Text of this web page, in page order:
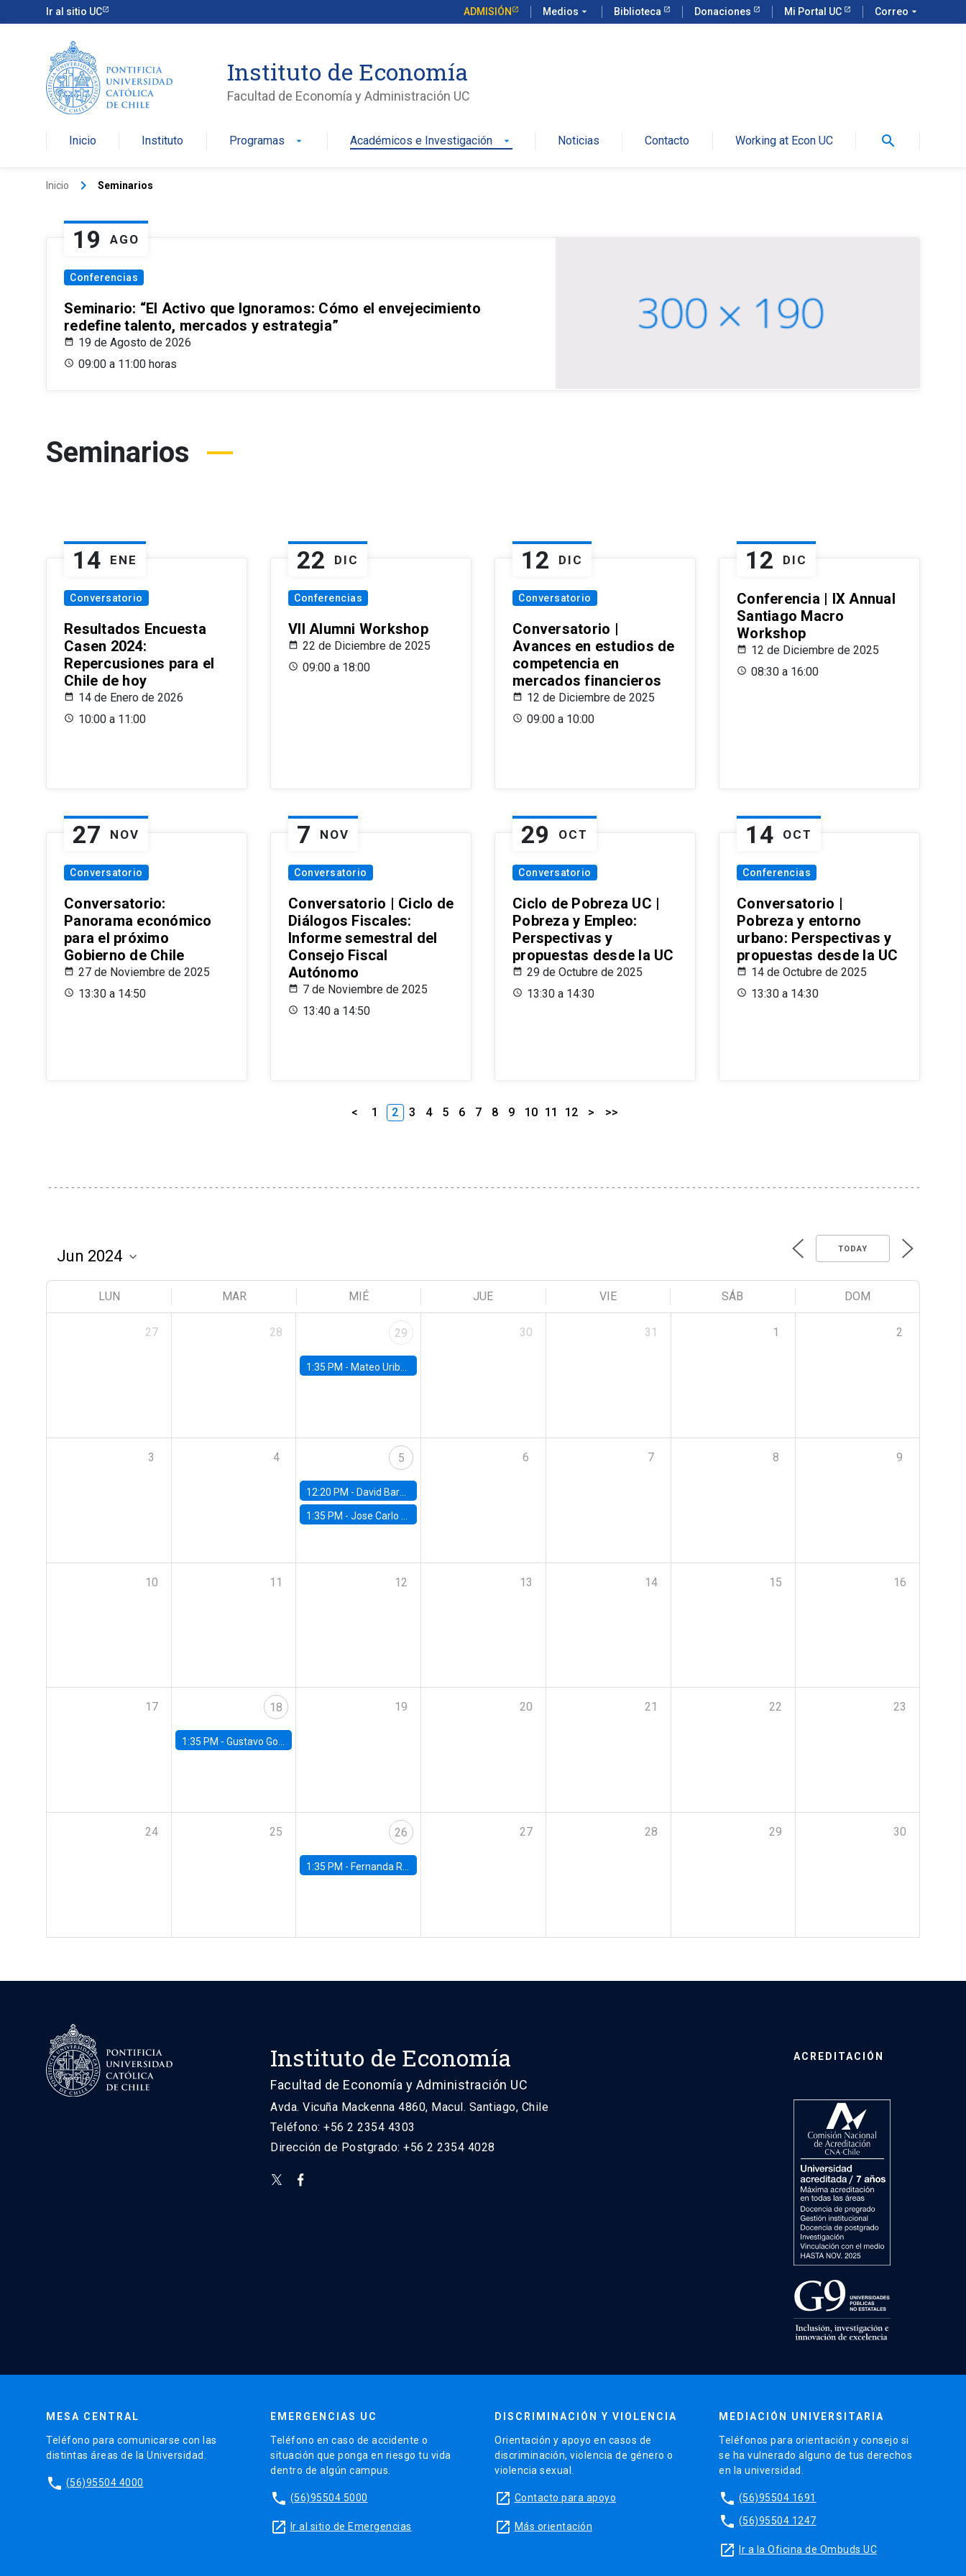
Ir al sitio UC ADMISIÓN Medios arrow_drop_down Biblioteca Donaciones Mi Portal UC Correo arrow_drop_down
Instituto de Economía
Facultad de Economía y Administración UC
Inicio Instituto Programas arrow_drop_down Académicos e Investigación arrow_drop_down Noticias Contacto Working at Econ UC search
Inicio keyboard_arrow_right Seminarios
19 AGO
Conferencias
Seminario: “El Activo que Ignoramos: Cómo el envejecimiento
redefine talento, mercados y estrategia”
19 de Agosto de 2026
09:00 a 11:00 horas
Seminarios
14 ENE
Conversatorio
Resultados Encuesta
Casen 2024:
Repercusiones para el
Chile de hoy
14 de Enero de 2026
10:00 a 11:00
22 DIC
Conferencias
VII Alumni Workshop
22 de Diciembre de 2025
09:00 a 18:00
12 DIC
Conversatorio
Conversatorio |
Avances en estudios de
competencia en
mercados financieros
12 de Diciembre de 2025
09:00 a 10:00
12 DIC
Conferencia | IX Annual
Santiago Macro
Workshop
12 de Diciembre de 2025
08:30 a 16:00
27 NOV
Conversatorio
Conversatorio:
Panorama económico
para el próximo
Gobierno de Chile
27 de Noviembre de 2025
13:30 a 14:50
7 NOV
Conversatorio
Conversatorio | Ciclo de
Diálogos Fiscales:
Informe semestral del
Consejo Fiscal
Autónomo
7 de Noviembre de 2025
13:40 a 14:50
29 OCT
Conversatorio
Ciclo de Pobreza UC |
Pobreza y Empleo:
Perspectivas y
propuestas desde la UC
29 de Octubre de 2025
13:30 a 14:30
14 OCT
Conferencias
Conversatorio |
Pobreza y entorno
urbano: Perspectivas y
propuestas desde la UC
14 de Octubre de 2025
13:30 a 14:30
< 1 2 3 4 5 6 7 8 9 10 11 12 > >>
TODAY
LUN MAR MIÉ JUE VIE SÁB DOM
27 28 29
1:35 PM - Mateo Uribe-Castro, Universidad de los Andes (Colombia)
30 31 1 2
3 4 5
12:20 PM - David Bardey, Universidad de los Andes - CEDE
1:35 PM -Jose Carlo Bermudez, UC (ME) & World Bank
6 7 8 9
10 11 12 13 14 15 16
17 18
1:35 PM - Gustavo González, Banco Central de Chile
19 20 21 22 23
24 25 26
1:35 PM - Fernanda Rojas Ampuero, University of Wisconsin-Madison
27 28 29 30
Instituto de Economía
Facultad de Economía y Administración UC
Avda. Vicuña Mackenna 4860, Macul. Santiago, Chile
Teléfono: +56 2 2354 4303
Dirección de Postgrado: +56 2 2354 4028
ACREDITACIÓN
MESA CENTRAL
Teléfono para comunicarse con las
distintas áreas de la Universidad.
phone (56)95504 4000
EMERGENCIAS UC
Teléfono en caso de accidente o
situación que ponga en riesgo tu vida
dentro de algún campus.
phone (56)95504 5000
launch Ir al sitio de Emergencias
DISCRIMINACIÓN Y VIOLENCIA
Orientación y apoyo en casos de
discriminación, violencia de género o
violencia sexual.
launch Contacto para apoyo
launch Más orientación
MEDIACIÓN UNIVERSITARIA
Teléfonos para orientación y consejo si
se ha vulnerado alguno de tus derechos
en la universidad.
phone (56)95504 1691
phone (56)95504 1247
launch Ir a la Oficina de Ombuds UC